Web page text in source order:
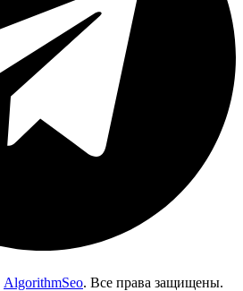
AlgorithmSeo. Все права защищены.